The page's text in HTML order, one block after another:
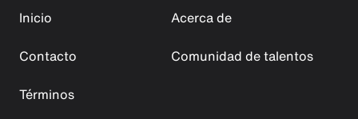
Inicio
Acerca de
Contacto
Comunidad de talentos
Términos